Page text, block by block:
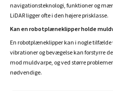
navigationsteknologi, funktioner og
LiDAR ligger ofte i den højere prisklasse.
Kan en robotplæneklipper holde
En robotplæneklipper kan i nogle
vibrationer og bevægelse kan forstyrre
mod muldvarpe, og ved større
nødvendige.